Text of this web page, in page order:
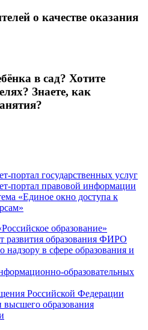
о качестве оказания
в сад? Хотите
Знаете, как
портал государственных услуг
портал правовой информации
«Единое окно доступа к
образование»
развития образования ФИРО
надзору в сфере образования и
образовательных
Российской Федерации
образования